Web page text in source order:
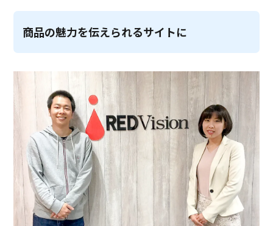
商品の魅力を伝えられるサイトに